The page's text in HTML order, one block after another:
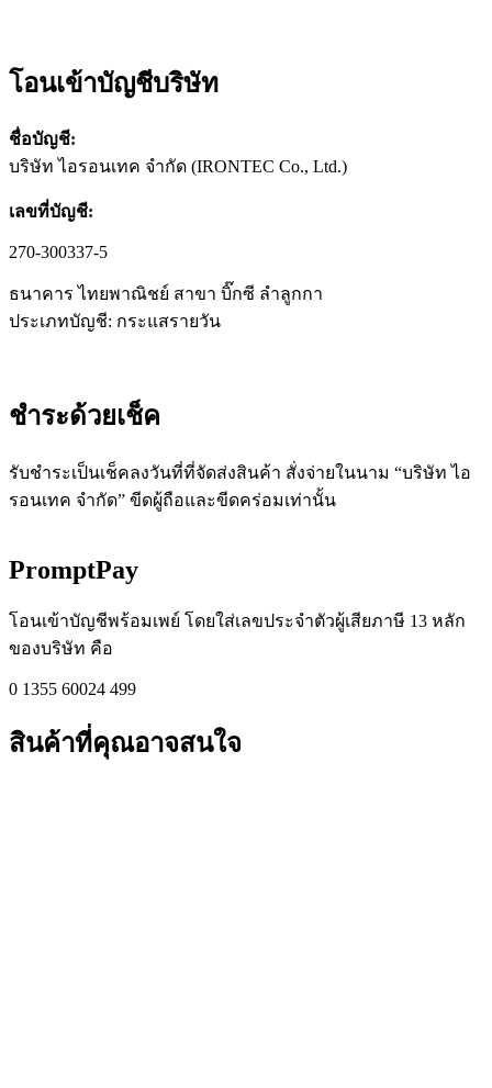
โอนเข้าบัญชีบริษัท
ชื่อบัญชี:
บริษัท ไอรอนเทค จำกัด (IRONTEC Co., Ltd.)
เลขที่บัญชี:
270-300337-5
ธนาคาร ไทยพาณิชย์ สาขา บิ๊กซี ลำลูกกา
ประเภทบัญชี: กระแสรายวัน
ชำระด้วยเช็ค​
รับชำระเป็นเช็คลงวันที่ที่จัดส่งสินค้า สั่งจ่ายในนาม “บริษัท ไอ
รอนเทค จำกัด” ขีดผู้ถือและขีดคร่อมเท่านั้น
PromptPay
โอนเข้าบัญชีพร้อมเพย์ โดยใส่เลขประจำตัวผู้เสียภาษี 13 หลัก
ของบริษัท คือ
0 1355 60024 499
สินค้าที่คุณอาจสนใจ